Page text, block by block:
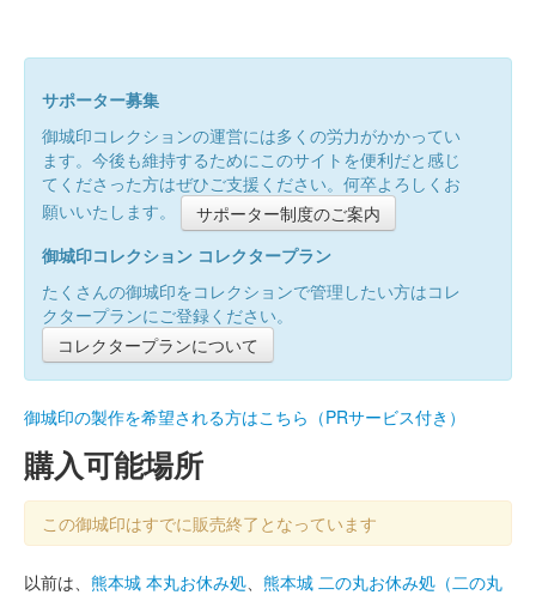
サポーター募集
御城印コレクションの運営には多くの労力がかかってい
ます。今後も維持するためにこのサイトを便利だと感じ
てくださった方はぜひご支援ください。何卒よろしくお
願いいたします。
サポーター制度のご案内
御城印コレクション コレクタープラン
たくさんの御城印をコレクションで管理したい方はコレ
クタープランにご登録ください。
コレクタープランについて
御城印の製作を希望される方はこちら（PRサービス付き）
購入可能場所
この御城印はすでに販売終了となっています
以前は、 熊本城 本丸お休み処、 熊本城 二の丸お休み処（二の丸